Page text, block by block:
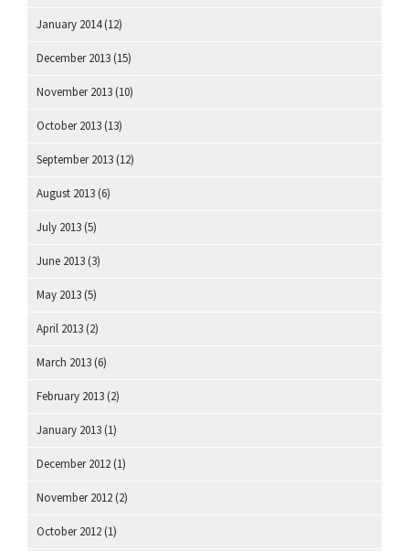
January 2014(12)
December 2013 (15)
November 2013 (10)
October 2013 (13)
September 2013 (12)
August 2013 (6)
July 2013 (5)
June 2013 (3)
May 2013 (5)
April 2013 (2)
March 2013 (6)
February 2013 (2)
January 2013 (1)
December 2012 (1)
November 2012 (2)
October 2012 (1)